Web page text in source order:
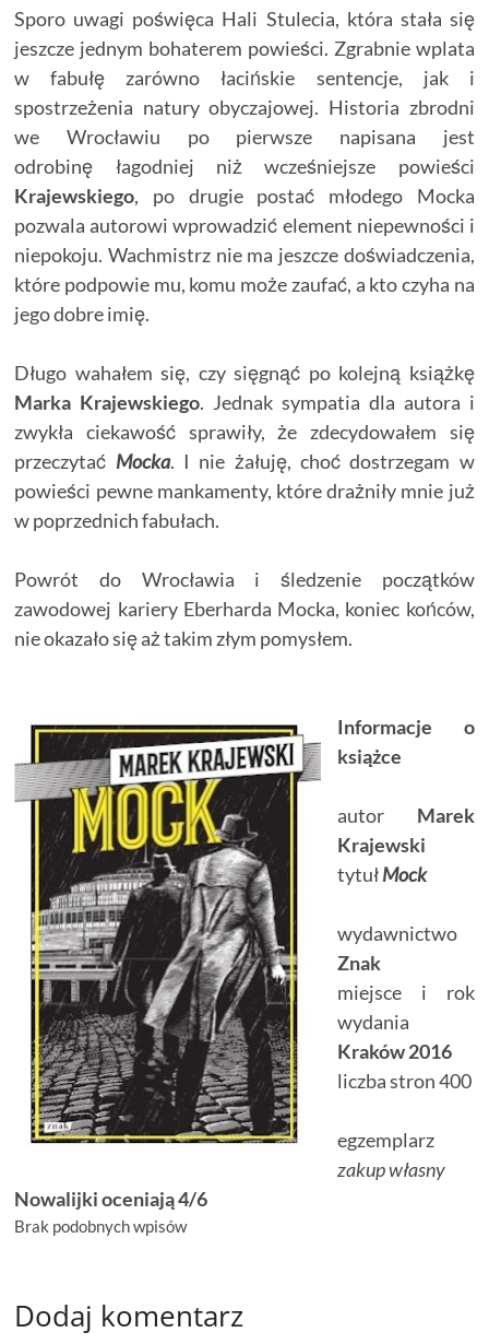
Sporo uwagi poświęca Hali Stulecia, która stała się
jeszcze jednym bohaterem powieści. Zgrabnie wplata
w fabułę zarówno łacińskie sentencje, jak i
spostrzeżenia natury obyczajowej. Historia zbrodni
we Wrocławiu po pierwsze napisana jest
odrobinę łagodniej niż wcześniejsze powieści
Krajewskiego, po drugie postać młodego Mocka
pozwala autorowi wprowadzić element niepewności i
niepokoju. Wachmistrz nie ma jeszcze doświadczenia,
które podpowie mu, komu może zaufać, a kto czyha na
jego dobre imię.
Długo wahałem się, czy sięgnąć po kolejną książkę
Marka Krajewskiego. Jednak sympatia dla autora i
zwykła ciekawość sprawiły, że zdecydowałem się
przeczytać Mocka. I nie żałuję, choć dostrzegam w
powieści pewne mankamenty, które drażniły mnie już
w poprzednich fabułach.
Powrót do Wrocławia i śledzenie początków
zawodowej kariery Eberharda Mocka, koniec końców,
nie okazało się aż takim złym pomysłem.
Informacje o
książce
autor Marek
Krajewski
tytułMock
wydawnictwo
Znak
miejsce i rok
wydania
Kraków 2016
liczba stron 400
egzemplarz
zakup własny
Nowalijki oceniają 4/6
Brak podobnych wpisów
Dodaj komentarz